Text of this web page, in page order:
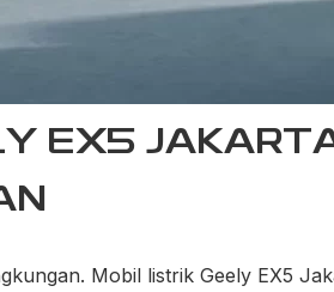
EX5
Mobil listrik Geely EX5